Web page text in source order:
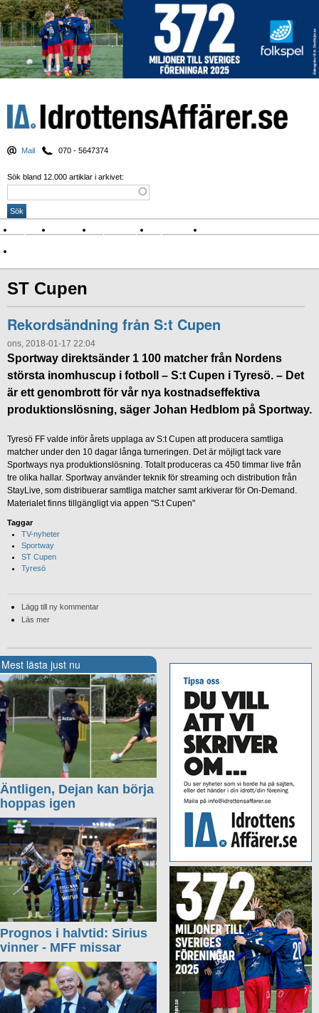
Mail 070 - 5647374
Sök bland 12.000 artiklar i arkivet:
Nyheter Krönikor Sport & spel Nyhetsbrev
ST Cupen
Rekordsändning från S:t Cupen
ons, 2018-01-17 22:04
Sportway direktsänder 1 100 matcher från Nordens
största inomhuscup i fotboll – S:t Cupen i Tyresö. – Det
är ett genombrott för vår nya kostnadseffektiva
produktionslösning, säger Johan Hedblom på Sportway.
Tyresö FF valde inför årets upplaga av S:t Cupen att producera samtliga
matcher under den 10 dagar långa turneringen. Det är möjligt tack vare
Sportways nya produktionslösning. Totalt produceras ca 450 timmar live från
tre olika hallar. Sportway använder teknik för streaming och distribution från
StayLive, som distribuerar samtliga matcher samt arkiverar för On-Demand.
Materialet finns tillgängligt via appen "S:t Cupen"
Taggar
TV-nyheter
Sportway
ST Cupen
Tyresö
Lägg till ny kommentar
Läs mer
Mest lästa just nu
Äntligen, Dejan kan börja
hoppas igen
Prognos i halvtid: Sirius
vinner - MFF missar